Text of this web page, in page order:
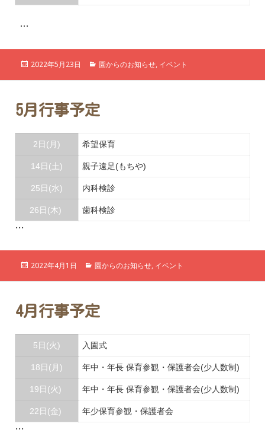
…
投
2022年5月23日
カ
ー
園からのお知らせ, イベント
5月行事予定
2日(月) 希望保育
14日(土) 親子遠足(もちや)
25日(水) 内科検診
26日(木) 歯科検診
…
投
2022年4月1日
カ
ー
園からのお知らせ, イベント
4月行事予定
5日(火) 入園式
18日(月) 年中・年長 保育参観・保護者会(少人数制)
19日(火) 年中・年長 保育参観・保護者会(少人数制)
22日(金) 年少保育参観・保護者会
…